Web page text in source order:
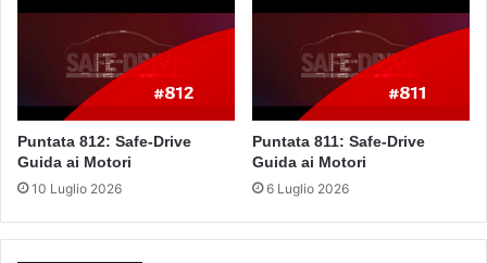
Puntata 812: Safe-Drive
Guida ai Motori
10 Luglio 2026
Puntata 811: Safe-Drive
Guida ai Motori
6 Luglio 2026